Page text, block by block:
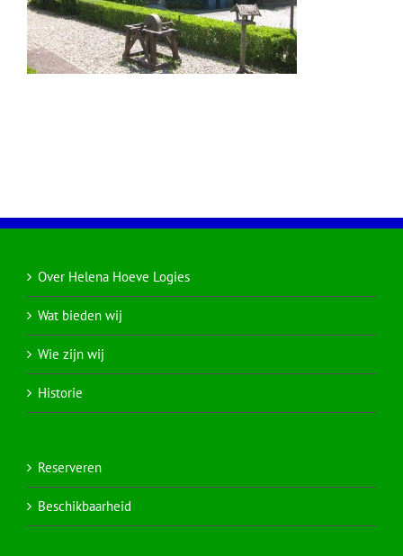
Over Helena Hoeve Logies
Wat bieden wij
Wie zijn wij
Historie
Reserveren
Beschikbaarheid